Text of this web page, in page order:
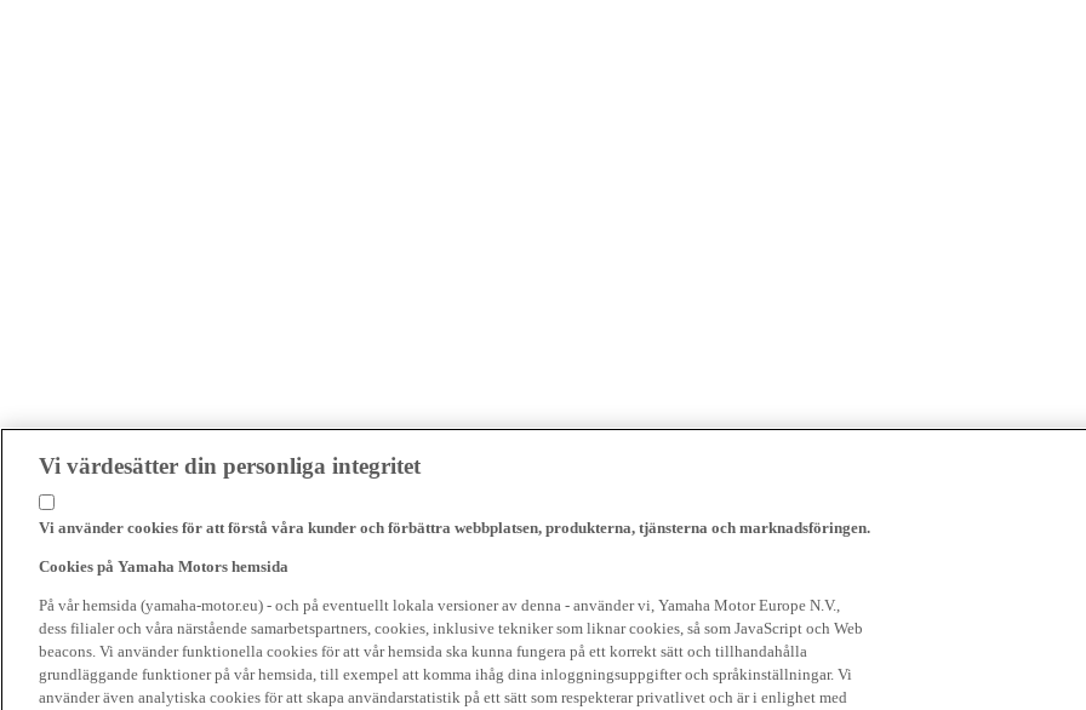
Vi värdesätter din personliga integritet
Vi använder cookies för att förstå våra kunder och förbättra webbplatsen, produkterna, tjänsterna och marknadsföringen.
Cookies på Yamaha Motors hemsida
På vår hemsida (yamaha-motor.eu) - och på eventuellt lokala versioner av denna - använder vi, Yamaha Motor Europe N.V.,
dess filialer och våra närstående samarbetspartners, cookies, inklusive tekniker som liknar cookies, så som JavaScript och Web
beacons. Vi använder funktionella cookies för att vår hemsida ska kunna fungera på ett korrekt sätt och tillhandahålla
grundläggande funktioner på vår hemsida, till exempel att komma ihåg dina inloggningsuppgifter och språkinställningar. Vi
använder även analytiska cookies för att skapa användarstatistik på ett sätt som respekterar privatlivet och är i enlighet med